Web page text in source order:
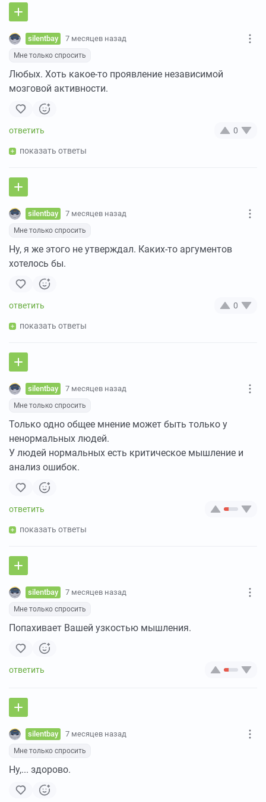
silentbay 7 месяцев назад
Мне только спросить
Любых. Хоть какое-то проявление независимой
мозговой активности.
0
показать ответы
silentbay 7 месяцев назад
Мне только спросить
Ну, я же этого не утверждал. Каких-то аргументов
хотелось бы.
0
показать ответы
silentbay 7 месяцев назад
Мне только спросить
Только одно общее мнение может быть только у
ненормальных людей.
У людей нормальных есть критическое мышление и
анализ ошибок.
показать ответы
silentbay 7 месяцев назад
Мне только спросить
Попахивает Вашей узкостью мышления.
silentbay 7 месяцев назад
Мне только спросить
Ну,... здорово.